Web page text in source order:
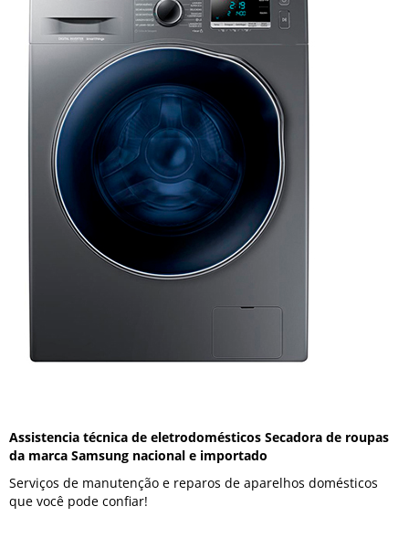
Assistencia técnica de eletrodomésticos Secadora de roupas
da marca Samsung nacional e importado
Serviços de manutenção e reparos de aparelhos domésticos
que você pode confiar!